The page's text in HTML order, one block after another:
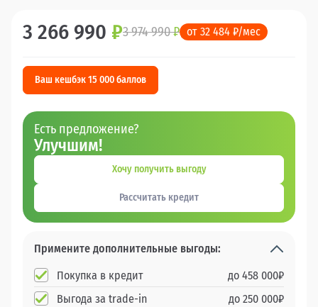
3 266 990 ₽3 974 990₽ от 32 484 ₽/мес
Ваш кешбэк 15 000 баллов
Есть предложение?
Улучшим!
Хочу получить выгоду
Рассчитать кредит
Примените дополнительные выгоды:
Покупка в кредит
до 458 000₽
Выгода за trade-in
до 250 000₽